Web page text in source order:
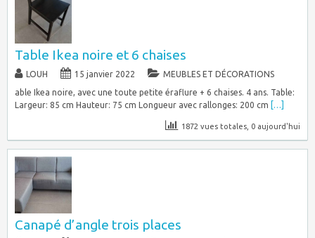
Table Ikea noire et 6 chaises
LOUH 15 janvier 2022
MEUBLES ET DÉCORATIONS
able Ikea noire, avec une toute petite éraflure + 6 chaises. 4 ans. Table:
Largeur: 85 cm Hauteur: 75 cm Longueur avec rallonges: 200 cm
[…]
1872 vues totales, 0 aujourd'hui
Canapé d’angle trois places